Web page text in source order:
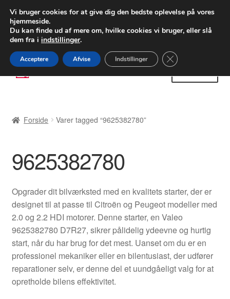
LEVERING fra 55 kr.
FEDEX verdensomspændende forsendelse
80 82 72 02
Spring
til
Spring
til
Betalinger
Kasse
Klageprocedure
Kontakte
Kurv
Forside Varer tagged “9625382780”
9625382780
Opgrader dit bilværksted med en kvalitets starter, der er
designet til at passe til Citroën og Peugeot modeller med
2.0 og 2.2 HDI motorer. Denne starter, en Valeo
9625382780 D7R27, sikrer pålidelig ydeevne og hurtig
start, når du har brug for det mest. Uanset om du er en
professionel mekaniker eller en bilentusiast, der udfører
reparationer selv, er denne del et uundgåeligt valg for at
opretholde bilens effektivitet.
Vi bruger cookies for at give dig den bedste oplevelse på vores
hjemmeside.
Du kan finde ud af mere om, hvilke cookies vi bruger, eller slå
dem fra i indstillinger.
Acceptere Afvise Indstillinger Close GDPR